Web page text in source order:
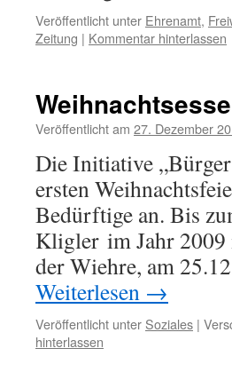
Veröffentlicht unter Ehrenamt,
Zeitung | Kommentar hinterlassen
Veröffentlicht am 27. Dezember
Die Initiative
ersten
Bedürftige an. Bis
Kligler im Jahr 2009
der Wiehre, am
Weiterlesen →
Veröffentlicht unter Soziales |
hinterlassen